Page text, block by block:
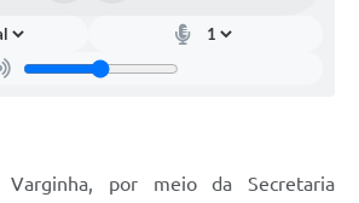
por meio da Secretaria